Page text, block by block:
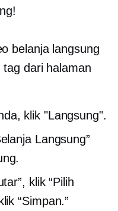
belanja langsung
dari halaman
klik "Langsung".
Langsung”
klik “Pilih
“Simpan.”